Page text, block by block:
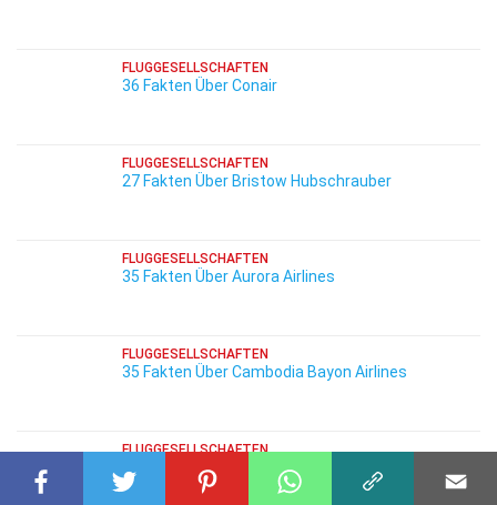
FLUGGESELLSCHAFTEN
36 Fakten Über Conair
FLUGGESELLSCHAFTEN
27 Fakten Über Bristow Hubschrauber
FLUGGESELLSCHAFTEN
35 Fakten Über Aurora Airlines
FLUGGESELLSCHAFTEN
35 Fakten Über Cambodia Bayon Airlines
FLUGGESELLSCHAFTEN
33 Fakten Über GoJet Airlines